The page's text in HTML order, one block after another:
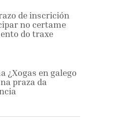
de inscrición
no certame
do traxe
¿Xogas en galego
praza da